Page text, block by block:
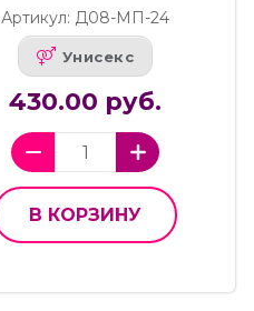
Артикул: Д08-МП-24
Унисекс
430.00 руб.
В КОРЗИНУ